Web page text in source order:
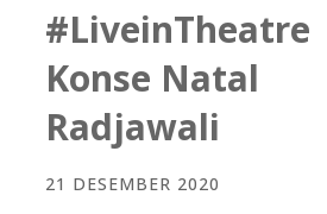
#LiveinTheatre
Konse Natal
Radjawali
21 DESEMBER 2020